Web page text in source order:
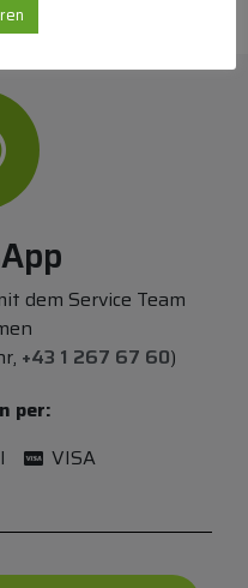
dem Service Team
+43 1 267 67 60)
per:
VISA